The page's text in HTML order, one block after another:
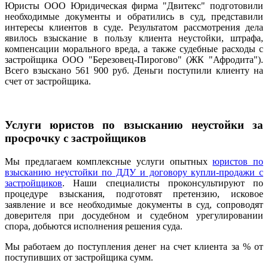
Юристы ООО Юридическая фирма "Двитекс" подготовили
необходимые документы и обратились в суд, представили
интересы клиентов в суде. Результатом рассмотрения дела
явилось взыскание в пользу клиента неустойки, штрафа,
компенсации морального вреда, а также судебные расходы с
застройщика ООО "Березовец-Пирогово" (ЖК "Афродита").
Всего взыскано 561 900 руб. Деньги поступили клиенту на
счет от застройщика.
Услуги юристов по взысканию неустойки за
просрочку с застройщиков
Мы предлагаем комплексные услуги опытныхюристов по
взысканию неустойки по ДДУ и договору купли-продажи с
застройщиков. Наши специалисты проконсультируют по
процедуре взыскания, подготовят претензию, исковое
заявление и все необходимые документы в суд, сопроводят
доверителя при досудебном и судебном урегулировании
спора, добьются исполнения решения суда.
Мы работаем до поступления денег на счет клиента за % от
поступивших от застройщика сумм.